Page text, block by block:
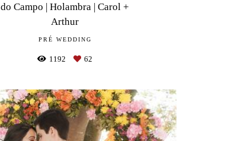
do Campo | Holambra | Carol +
Arthur
PRÉ WEDDING
1192 62